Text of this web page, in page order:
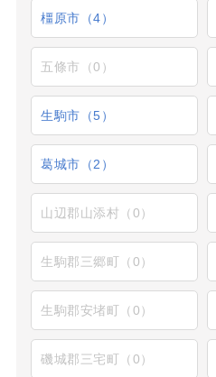
橿原市（4）
五條市（0）
生駒市（5）
葛城市（2）
山辺郡山添村（0）
生駒郡三郷町（0）
生駒郡安堵町（0）
磯城郡三宅町（0）